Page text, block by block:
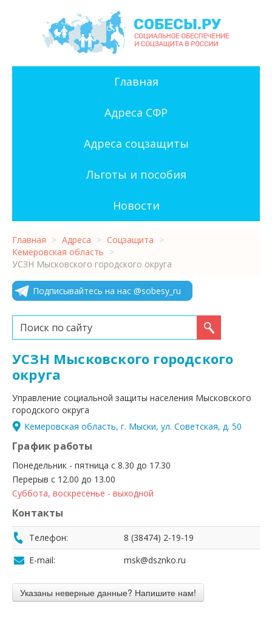
Главная
Адреса СФР
Адреса соцзащиты
Льготы и пособия
Новости
Главная > Адреса > Соцзащита >
Кемеровская область >
УСЗН Мысковского городского округа
Подписывайтесь на нас @sobesy_ru
Искать...
УСЗН Мысковского городского
округа
Управление социальной защиты населения Мысковского
городского округа
Кемеровская область, г. Мыски, ул. Советская, д. 50
График работы
Понедельник - пятница с 8.30 до 17.30
Перерыв с 12.00 до 13.00
Суббота, воскресенье - выходной
Контакты
Телефон:
8 (38474) 2-19-19
E-mail:
msk@dsznko.ru